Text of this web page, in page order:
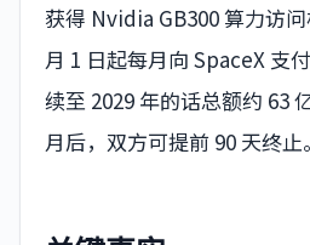
获得 Nvidia GB300 算力访
月 1 日起每月向 SpaceX 支付
续至 2029 年的话总额约 63
月后，双方可提前 90 天终止。